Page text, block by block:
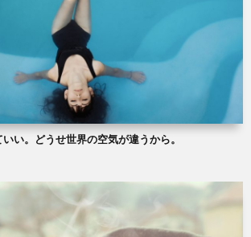
い。どうせ世界の空気が違うから。